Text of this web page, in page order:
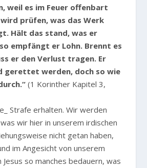
weil es im Feuer offenbart
prüfen, was das Werk
Hält das stand, was er
empfängt er Lohn. Brennt es
er den Verlust tragen. Er
gerettet werden, doch so wie
(1 Korinther Kapitel 3,
Strafe erhalten. Wir werden
wir hier in unserem irdischen
nicht getan haben,
im Angesicht von unserem
so manches bedauern, was